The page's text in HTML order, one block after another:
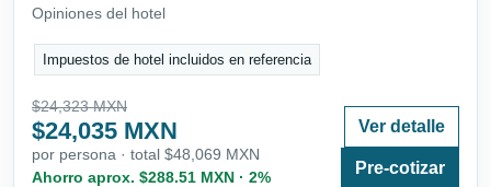
Opiniones del hotel
Impuestos de hotel incluidos en referencia
$24,323 MXN
$24,035 MXN
por persona · total $48,069 MXN
Ahorro aprox. $288.51 MXN · 2%
Ver detalle
Pre-cotizar